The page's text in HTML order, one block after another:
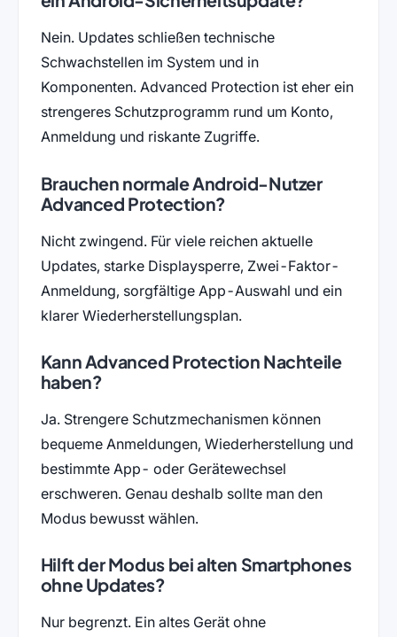
Nein. Updates schließen technische
Schwachstellen im System und in
Komponenten. Advanced Protection ist eher ein
strengeres Schutzprogramm rund um Konto,
Anmeldung und riskante Zugriffe.
Brauchen normale Android-Nutzer
Advanced Protection?
Nicht zwingend. Für viele reichen aktuelle
Updates, starke Displaysperre, Zwei-Faktor-
Anmeldung, sorgfältige App-Auswahl und ein
klarer Wiederherstellungsplan.
Kann Advanced Protection Nachteile
haben?
Ja. Strengere Schutzmechanismen können
bequeme Anmeldungen, Wiederherstellung und
bestimmte App- oder Gerätewechsel
erschweren. Genau deshalb sollte man den
Modus bewusst wählen.
Hilft der Modus bei alten Smartphones
ohne Updates?
Nur begrenzt. Ein altes Gerät ohne